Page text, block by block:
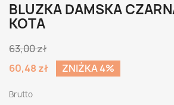
BLUZKA DAMSKA
KOTA
63,00 zł
60,48 zł
ZNIŻKA 4%
Brutto